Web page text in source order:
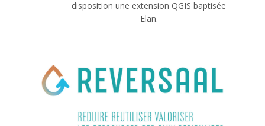
disposition une extension QGIS baptisée
Elan.